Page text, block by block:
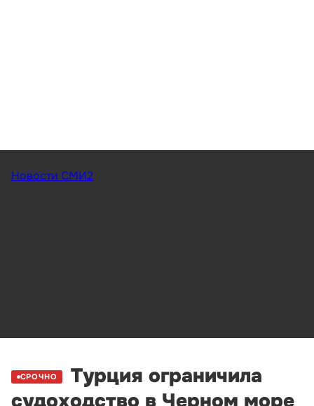
Новости СМИ2
СРОЧНО
Турция ограничила